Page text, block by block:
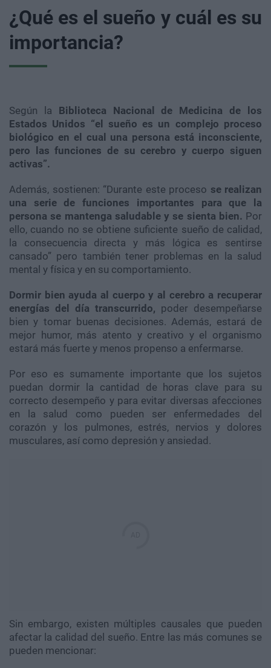
¿Qué es el sueño y cuál es su
importancia?
Según la Biblioteca Nacional de Medicina de los
Estados Unidos “el sueño es un complejo proceso
biológico en el cual una persona está inconsciente,
pero las funciones de su cerebro y cuerpo siguen
activas”.
Además, sostienen: “Durante este proceso se realizan
una serie de funciones importantes para que la
persona se mantenga saludable y se sienta bien. Por
ello, cuando no se obtiene suficiente sueño de calidad,
la consecuencia directa y más lógica es sentirse
cansado” pero también tener problemas en la salud
mental y física y en su comportamiento.
Dormir bien ayuda al cuerpo y al cerebro a recuperar
energías del día transcurrido, poder desempeñarse
bien y tomar buenas decisiones. Además, estará de
mejor humor, más atento y creativo y el organismo
estará más fuerte y menos propenso a enfermarse.
Por eso es sumamente importante que los sujetos
puedan dormir la cantidad de horas clave para su
correcto desempeño y para evitar diversas afecciones
en la salud como pueden ser enfermedades del
corazón y los pulmones, estrés, nervios y dolores
musculares, así como depresión y ansiedad.
Sin embargo, existen múltiples causales que pueden
afectar la calidad del sueño. Entre las más comunes se
pueden mencionar: